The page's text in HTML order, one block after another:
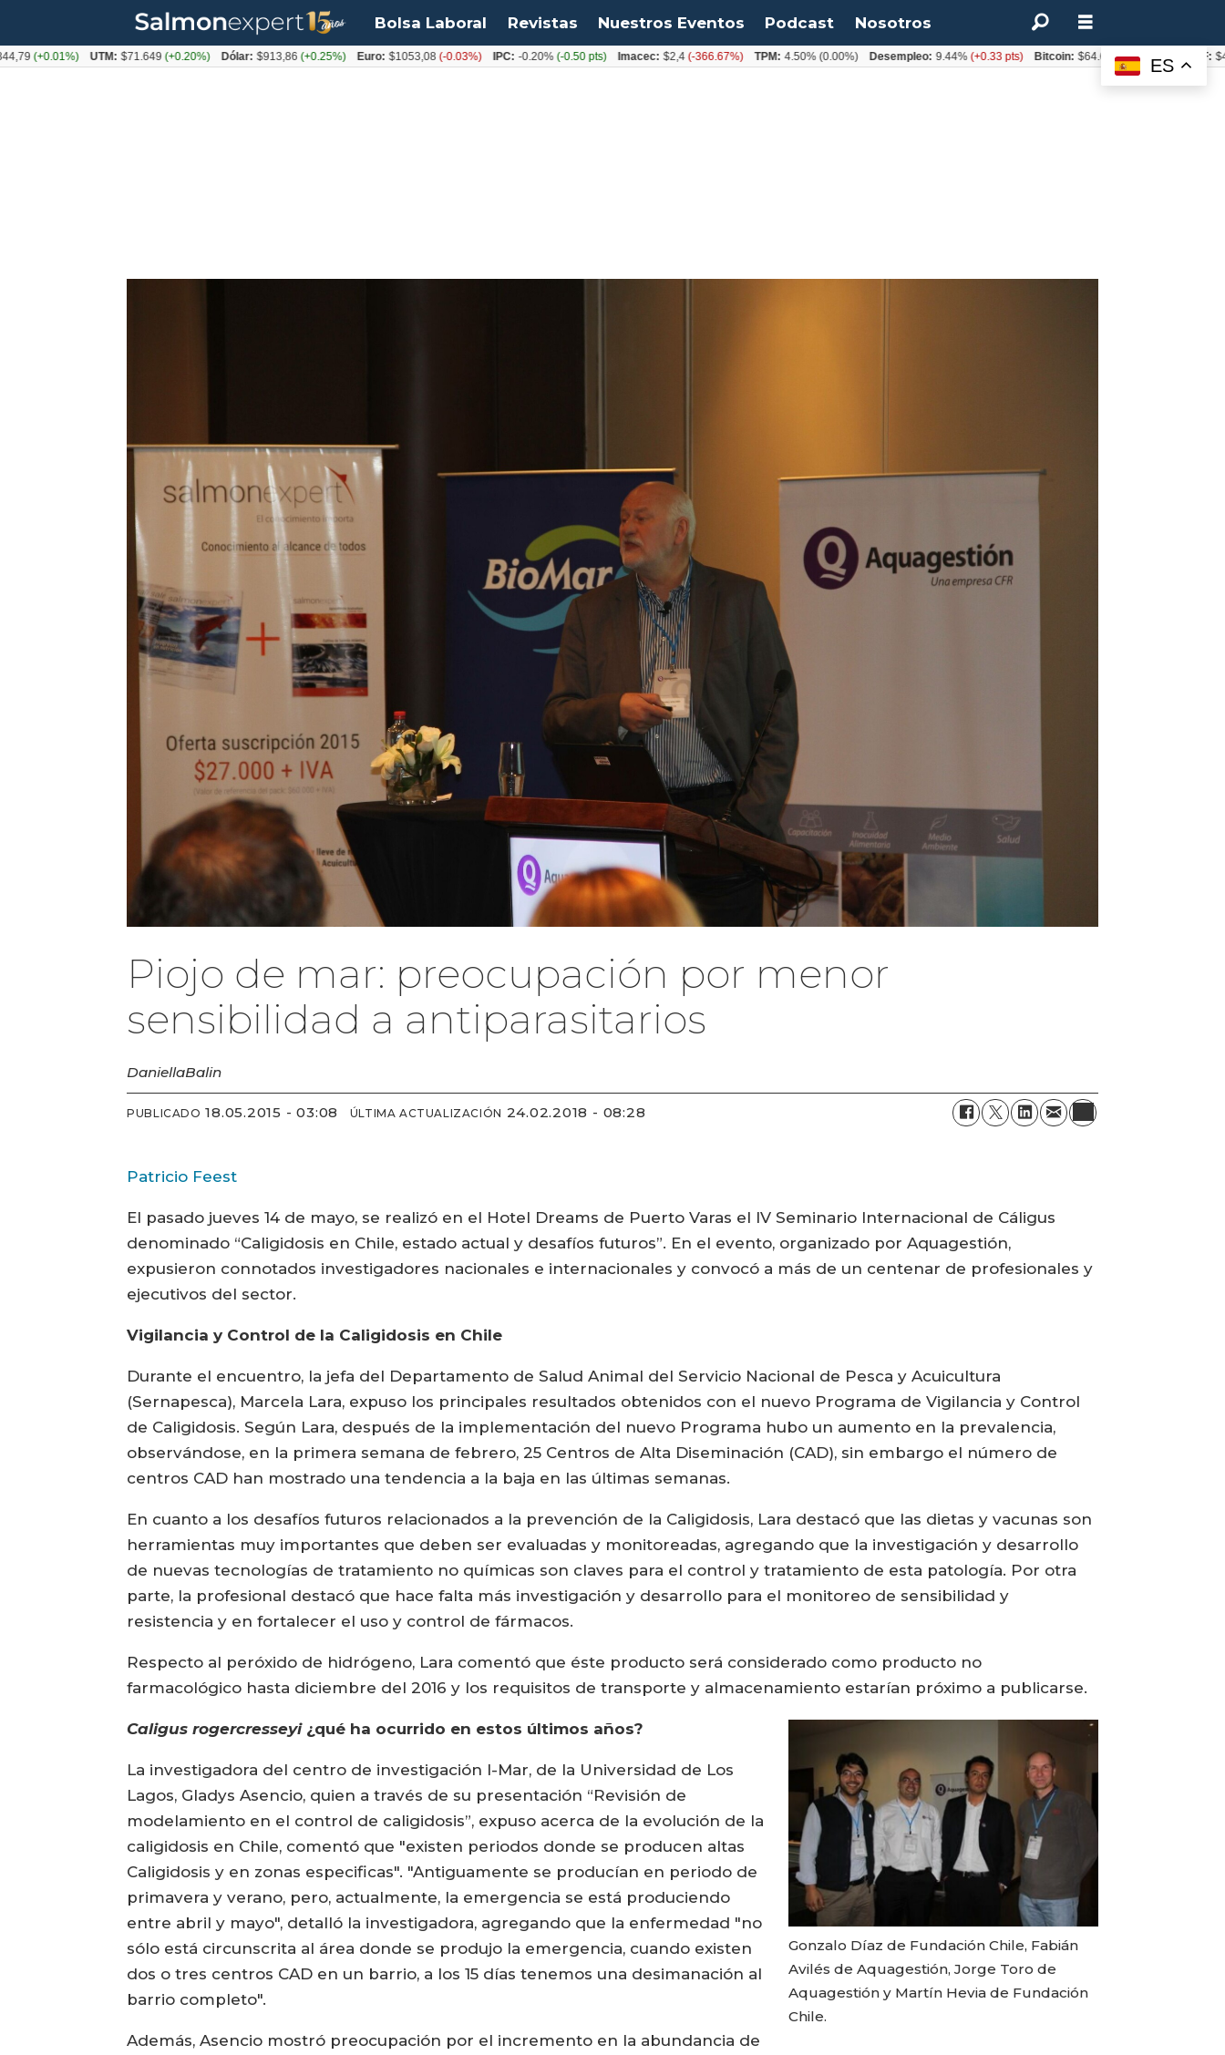
Bolsa Laboral Revistas Nuestros Eventos Podcast Nosotros
Piojo de mar: preocupación por menor
sensibilidad a antiparasitarios
DaniellaBalin
PUBLICADO 18.05.2015 - 03:08 ÚLTIMA ACTUALIZACIÓN 24.02.2018 - 08:28
Patricio Feest
El pasado jueves 14 de mayo, se realizó en el Hotel Dreams de Puerto Varas el IV Seminario Internacional de Cáligus
denominado “Caligidosis en Chile, estado actual y desafíos futuros”. En el evento, organizado por Aquagestión,
expusieron connotados investigadores nacionales e internacionales y convocó a más de un centenar de profesionales y
ejecutivos del sector.
Vigilancia y Control de la Caligidosis en Chile
Durante el encuentro, la jefa del Departamento de Salud Animal del Servicio Nacional de Pesca y Acuicultura
(Sernapesca), Marcela Lara, expuso los principales resultados obtenidos con el nuevo Programa de Vigilancia y Control
de Caligidosis. Según Lara, después de la implementación del nuevo Programa hubo un aumento en la prevalencia,
observándose, en la primera semana de febrero, 25 Centros de Alta Diseminación (CAD), sin embargo el número de
centros CAD han mostrado una tendencia a la baja en las últimas semanas.
En cuanto a los desafíos futuros relacionados a la prevención de la Caligidosis, Lara destacó que las dietas y vacunas son
herramientas muy importantes que deben ser evaluadas y monitoreadas, agregando que la investigación y desarrollo
de nuevas tecnologías de tratamiento no químicas son claves para el control y tratamiento de esta patología. Por otra
parte, la profesional destacó que hace falta más investigación y desarrollo para el monitoreo de sensibilidad y
resistencia y en fortalecer el uso y control de fármacos.
Respecto al peróxido de hidrógeno, Lara comentó que éste producto será considerado como producto no
farmacológico hasta diciembre del 2016 y los requisitos de transporte y almacenamiento estarían próximo a publicarse.
Gonzalo Díaz de Fundación Chile, Fabián
Avilés de Aquagestión, Jorge Toro de
Aquagestión y Martín Hevia de Fundación
Chile.
Caligus rogercresseyi ¿qué ha ocurrido en estos últimos años?
La investigadora del centro de investigación I-Mar, de la Universidad de Los
Lagos, Gladys Asencio, quien a través de su presentación “Revisión de
modelamiento en el control de caligidosis”, expuso acerca de la evolución de la
caligidosis en Chile, comentó que "existen periodos donde se producen altas
Caligidosis y en zonas especificas". "Antiguamente se producían en periodo de
primavera y verano, pero, actualmente, la emergencia se está produciendo
entre abril y mayo", detalló la investigadora, agregando que la enfermedad "no
sólo está circunscrita al área donde se produjo la emergencia, cuando existen
dos o tres centros CAD en un barrio, a los 15 días tenemos una desimanación al
barrio completo".
Además, Asencio mostró preocupación por el incremento en la abundancia de
ES
UTM: $71.649(+0.20%) Dólar: $913,86(+0.25%) Euro: $1053,08(-0.03%) IPC: -0.20%(-0.50 pts) Imacec: $2,4(-366.67%) TPM: 4.50%(0.00%) Desempleo: 9.44%(+0.33 pts) Bitcoin: $64.600,08 (+2.93%)